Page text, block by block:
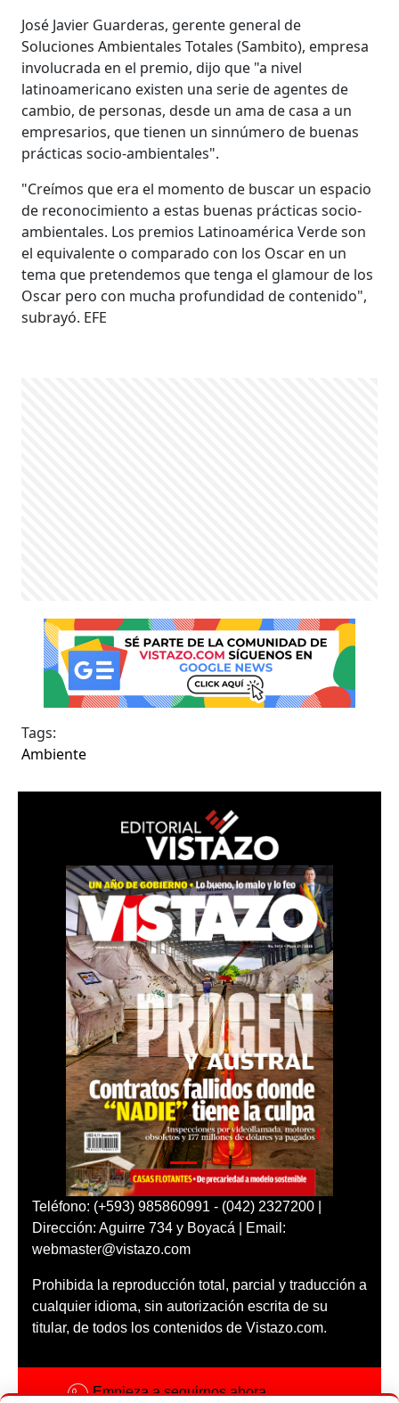
José Javier Guarderas, gerente general de
Soluciones Ambientales Totales (Sambito), empresa
involucrada en el premio, dijo que "a nivel
latinoamericano existen una serie de agentes de
cambio, de personas, desde un ama de casa a un
empresarios, que tienen un sinnúmero de buenas
prácticas socio-ambientales".
"Creímos que era el momento de buscar un espacio
de reconocimiento a estas buenas prácticas socio-
ambientales. Los premios Latinoamérica Verde son
el equivalente o comparado con los Oscar en un
tema que pretendemos que tenga el glamour de los
Oscar pero con mucha profundidad de contenido",
subrayó. EFE
Tags:
Ambiente
Teléfono: (+593) 985860991 - (042) 2327200 |
Dirección: Aguirre 734 y Boyacá | Email:
webmaster@vistazo.com
Prohibida la reproducción total, parcial y traducción a
cualquier idioma, sin autorización escrita de su
titular, de todos los contenidos de Vistazo.com.
Empieza a seguirnos ahora